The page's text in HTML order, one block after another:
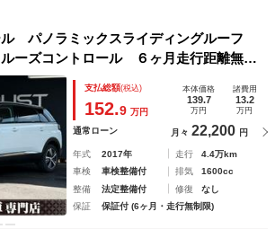
パノラミックスライディングルーフ
ーズコントロール ６ヶ月走行距離無制
カメラ 禁煙車 ＬＥＤヘッドライト
バックドア Ｂｌｕｅｔｏｏｔｈ
支払総額(税込)
152.9 万円
本体価格
139.7
万円
諸費用
13.2
万円
通常ローン 月々 22,200 円
年式 2017年 走行
4.4万km
車検
車検整備付 排気
1600cc
整備
法定整備付 修復
なし
保証
保証付 (6ヶ月・走行無制限)